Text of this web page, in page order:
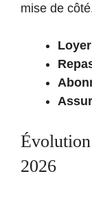
mise de
2026